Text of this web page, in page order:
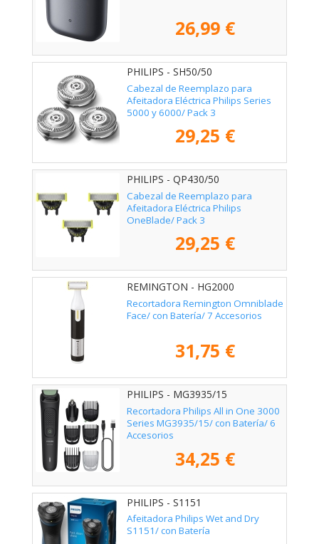
26,99 €
PHILIPS - SH50/50
Cabezal de Reemplazo para
Afeitadora Eléctrica Philips Series
5000 y 6000/ Pack 3
29,25 €
PHILIPS - QP430/50
Cabezal de Reemplazo para
Afeitadora Eléctrica Philips
OneBlade/ Pack 3
29,25 €
REMINGTON - HG2000
Recortadora Remington Omniblade
Face/ con Batería/ 7 Accesorios
31,75 €
PHILIPS - MG3935/15
Recortadora Philips All in One 3000
Series MG3935/15/ con Batería/ 6
Accesorios
34,25 €
PHILIPS - S1151
Afeitadora Philips Wet and Dry
S1151/ con Batería